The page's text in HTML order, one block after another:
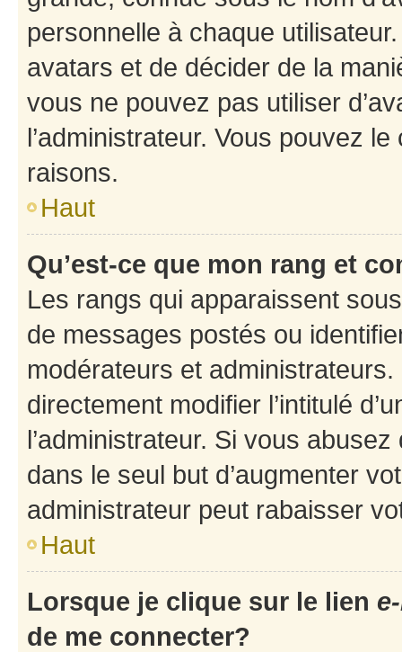
personnelle à chaque utilisateur.
avatars et de décider de la
vous ne pouvez pas utiliser
l’administrateur. Vous pouvez
raisons.
Haut
Qu’est-ce que mon rang et
Les rangs qui apparaissent
de messages postés ou
modérateurs et
directement modifier l’intitulé
l’administrateur. Si vous
dans le seul but d’augmenter
administrateur peut rabaisser
Haut
Lorsque je clique sur le lien
de me connecter?